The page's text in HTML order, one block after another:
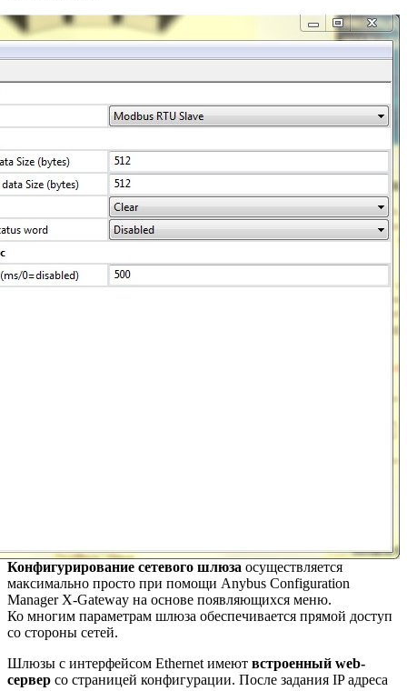
Конфигурирование сетевого шлюза осуществляется
максимально просто при помощи Anybus Configuration
Manager X-Gateway на основе появляющихся меню.
Ко многим параметрам шлюза обеспечивается прямой доступ
со стороны сетей.
Шлюзы с интерфейсом Ethernet имеют встроенный web-
сервер со страницей конфигурации. После задания IP адреса